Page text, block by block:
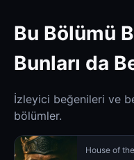
Bu Bölümü
Bunları da
İzleyici beğenileri ve
bölümler.
House of